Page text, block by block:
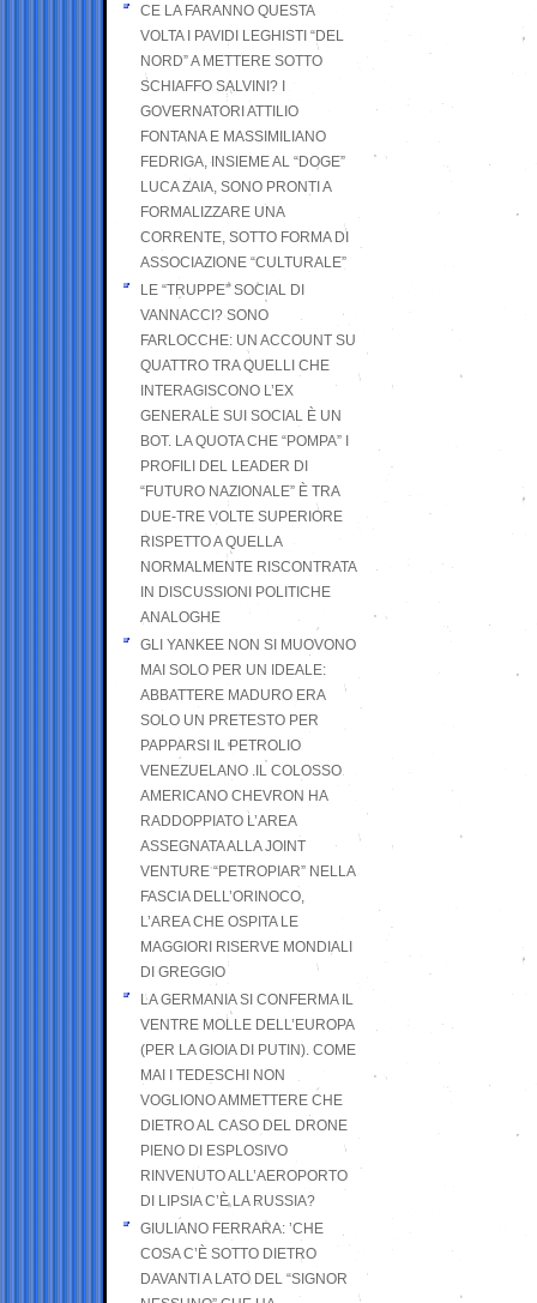
CE LA FARANNO QUESTA
VOLTA I PAVIDI LEGHISTI “DEL
NORD” A METTERE SOTTO
SCHIAFFO SALVINI? I
GOVERNATORI ATTILIO
FONTANA E MASSIMILIANO
FEDRIGA, INSIEME AL “DOGE”
LUCA ZAIA, SONO PRONTI A
FORMALIZZARE UNA
CORRENTE, SOTTO FORMA DI
ASSOCIAZIONE “CULTURALE”
LE “TRUPPE” SOCIAL DI
VANNACCI? SONO
FARLOCCHE: UN ACCOUNT SU
QUATTRO TRA QUELLI CHE
INTERAGISCONO L’EX
GENERALE SUI SOCIAL È UN
BOT. LA QUOTA CHE “POMPA” I
PROFILI DEL LEADER DI
“FUTURO NAZIONALE” È TRA
DUE-TRE VOLTE SUPERIORE
RISPETTO A QUELLA
NORMALMENTE RISCONTRATA
IN DISCUSSIONI POLITICHE
ANALOGHE
GLI YANKEE NON SI MUOVONO
MAI SOLO PER UN IDEALE:
ABBATTERE MADURO ERA
SOLO UN PRETESTO PER
PAPPARSI IL PETROLIO
VENEZUELANO .IL COLOSSO
AMERICANO CHEVRON HA
RADDOPPIATO L’AREA
ASSEGNATA ALLA JOINT
VENTURE “PETROPIAR” NELLA
FASCIA DELL’ORINOCO,
L’AREA CHE OSPITA LE
MAGGIORI RISERVE MONDIALI
DI GREGGIO
LA GERMANIA SI CONFERMA IL
VENTRE MOLLE DELL’EUROPA
(PER LA GIOIA DI PUTIN). COME
MAI I TEDESCHI NON
VOGLIONO AMMETTERE CHE
DIETRO AL CASO DEL DRONE
PIENO DI ESPLOSIVO
RINVENUTO ALL’AEROPORTO
DI LIPSIA C’È LA RUSSIA?
GIULIANO FERRARA: ’CHE
COSA C’È SOTTO DIETRO
DAVANTI A LATO DEL “SIGNOR